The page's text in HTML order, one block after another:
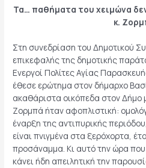
Τα… παθήματα του χειμώνα
κ.
Στη συνεδρίαση του Δημοτικού
επικεφαλής της δημοτικής
Ενεργοί Πολίτες Αγίας
έθεσε ερώτημα στον δήμαρχο
ακαθάριστα οικόπεδα στον Δήμο
Ζορμπά ήταν αφοπλιστική:
έναρξη της αντιπυρικής
είναι πνιγμένα στα ξερόχορτα,
προσάναμμα. Κι αυτό την ώρα
κάνει ήδη απειλητική την